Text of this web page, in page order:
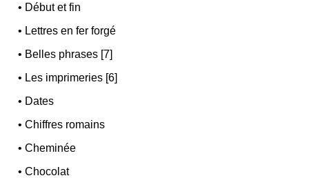
• Début et fin
• Lettres en fer forgé
• Belles phrases [7]
• Les imprimeries [6]
• Dates
•Chiffres romains
•Cheminée
•Chocolat